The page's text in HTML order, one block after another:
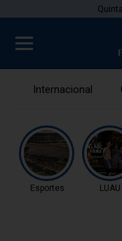
Internacional
Esportes LUAU